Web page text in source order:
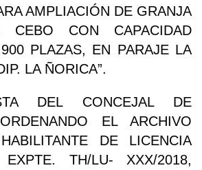
AMPLIACIÓN DE GRANJA
CEBO CON CAPACIDAD
PLAZAS, EN PARAJE LA
LA ÑORICA”.
DEL CONCEJAL DE
EL ARCHIVO
DE LICENCIA
EXPTE. TH/LU- XXX/2018,